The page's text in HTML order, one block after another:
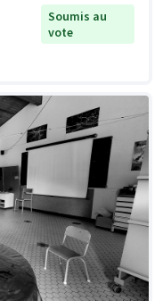
Soumis au
vote